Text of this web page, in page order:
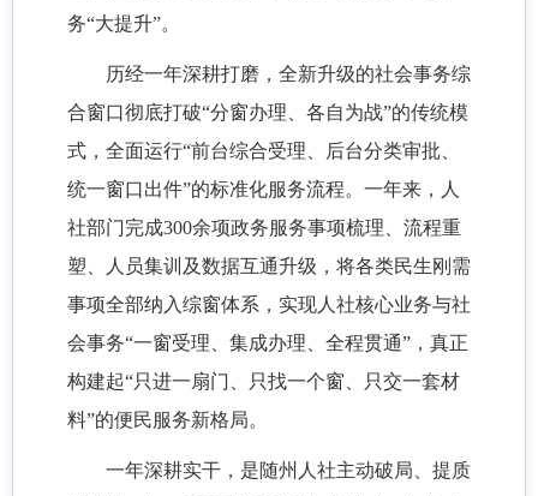
务“大提升”。
历经一年深耕打磨，全新升级的社会事务综
合窗口彻底打破“分窗办理、各自为战”的传统模
式，全面运行“前台综合受理、后台分类审批、
统一窗口出件”的标准化服务流程。一年来，人
社部门完成300余项政务服务事项梳理、流程重
塑、人员集训及数据互通升级，将各类民生刚需
事项全部纳入综窗体系，实现人社核心业务与社
会事务“一窗受理、集成办理、全程贯通”，真正
构建起“只进一扇门、只找一个窗、只交一套材
料”的便民服务新格局。
一年深耕实干，是随州人社主动破局、提质